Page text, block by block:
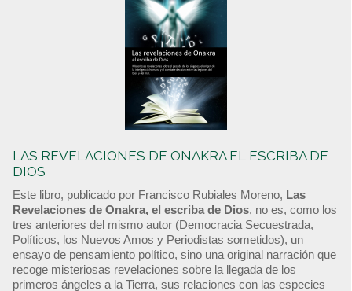
LAS REVELACIONES DE ONAKRA EL ESCRIBA DE
DIOS
Este libro, publicado por Francisco Rubiales Moreno, Las
Revelaciones de Onakra, el escriba de Dios, no es, como los
tres anteriores del mismo autor (Democracia Secuestrada,
Políticos, los Nuevos Amos y Periodistas sometidos), un
ensayo de pensamiento político, sino una original narración que
recoge misteriosas revelaciones sobre la llegada de los
primeros ángeles a la Tierra, sus relaciones con las especies